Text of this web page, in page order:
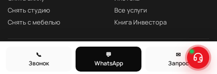
📞
Звонок
💬
WhatsApp
✉
Запрос
Снять студию
Снять с мебелью
Все услуги
Книга Инвестора
© fäm Properties™ · ORN 1858 · С 2008